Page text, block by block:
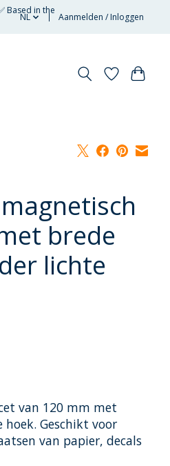
Based in the
NL Aanmelden / Inloggen
brede
lichte
van 120 mm met
Geschikt voor
van papier, decals